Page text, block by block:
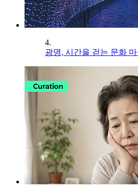
4.
광명, 시간을 걷는 문화 마